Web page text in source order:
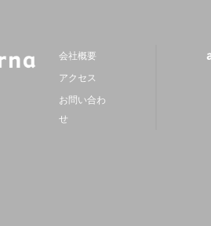
会社概要
アクセス
お問い合わ
せ